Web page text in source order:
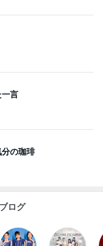
一言
の珈琲
ログ